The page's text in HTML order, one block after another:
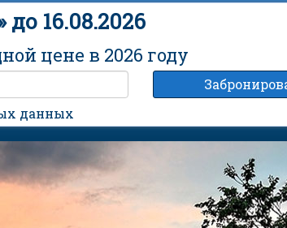
16.08.2026
цене в 2026 году
данных